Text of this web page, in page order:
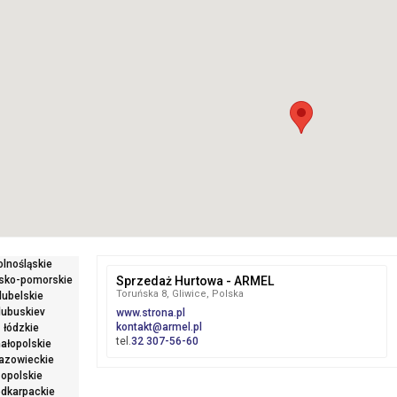
pomorskie
lubelskie
łódzkie
opolskie
Sprzedaż Hurtowa - ARMEL
Toruńska 8, Gliwice, Polska
www.strona.pl
kontakt@armel.pl
tel.32 307-56-60